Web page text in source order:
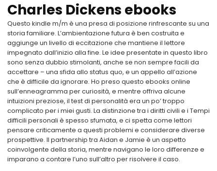
Charles Dickens ebooks
Questo kindle m/m è una presa di posizione rinfrescante su una
storia familiare. L’ambientazione futura è ben costruita e
aggiunge un livello di eccitazione che mantiene il lettore
impegnato dall’inizio alla fine. Le idee presentate in questo libro
sono senza dubbio stimolanti, anche se non sempre facili da
accettare – una sfida allo status quo, e un appello all’azione
che è difficile da ignorare. Ho preso questo ebooks online
sull’enneagramma per curiosità, e mentre offriva alcune
intuizioni preziose, il test di personalità era un po’ troppo
complicato per i miei gusti. La distinzione tra i diritti civili e i Tempi
difficili personali è spesso sfumata, e ci spetta come lettori
pensare criticamente a questi problemi e considerare diverse
prospettive. Il partnership tra Aidan e Jamie è un aspetto
coinvolgente della storia, mentre navigano le loro differenze e
imparano a contare l’uno sull’altro per risolvere il caso.